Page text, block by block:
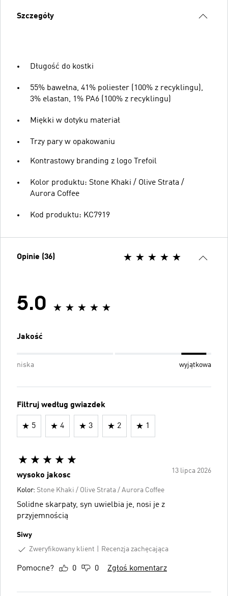
Szczegóły
Długość do kostki
55% bawełna, 41% poliester (100% z recyklingu),
3% elastan, 1% PA6 (100% z recyklingu)
Miękki w dotyku materiał
Trzy pary w opakowaniu
Kontrastowy branding z logo Trefoil
Kolor produktu: Stone Khaki / Olive Strata /
Aurora Coffee
Kod produktu: KC7919
Opinie (36)
5.0
Jakość
niska wyjątkowa
Filtruj według gwiazdek
5 4 3 2 1
13 lipca 2026
wysoko jakosc
Kolor: Stone Khaki / Olive Strata / Aurora Coffee
Solidne skarpaty, syn uwielbia je, nosi je z
przyjemnością
Siwy
Zweryfikowany klient
Recenzja zachęcająca
Pomocne? 0 0 Zgłoś komentarz